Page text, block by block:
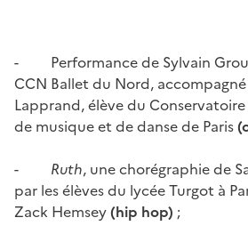
- Performance de Sylvain
CCN Ballet du Nord,
Lapprand, élève du
de musique et de danse de Paris
- Ruth, une chorégraphie de
par les élèves du lycée Turgot à
Zack Hemsey(hip hop) ;